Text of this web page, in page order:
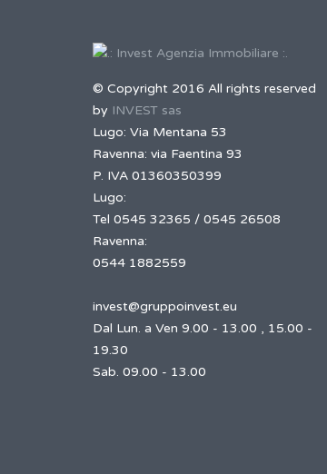
© Copyright 2016 All rights reserved
by INVEST sas
Lugo: Via Mentana 53
Ravenna: via Faentina 93
P. IVA 01360350399
Lugo:
Tel 0545 32365 / 0545 26508
Ravenna:
0544 1882559
invest@gruppoinvest.eu
Dal Lun. a Ven 9.00 - 13.00 , 15.00 -
19.30
Sab. 09.00 - 13.00